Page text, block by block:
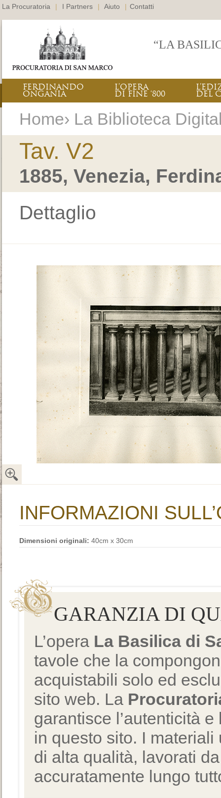
La Procuratoria | I Partners | Aiuto | Contatti
“LA
FERDINANDO
ONGANIA
L’OPERA
DI FINE ‘800 DEL
Home› La Biblioteca
Tav. V2
1885, Venezia,
Dettaglio
INFORMAZIONI
Dimensioni originali: 40cm x 30cm
GARANZIA DI
L’opera La Basilica di
tavole che la
acquistabili solo ed
sito web. La
garantisce l’autenticità
in questo sito. I
di alta qualità, lavorati
accuratamente lungo